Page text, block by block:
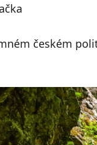
českém